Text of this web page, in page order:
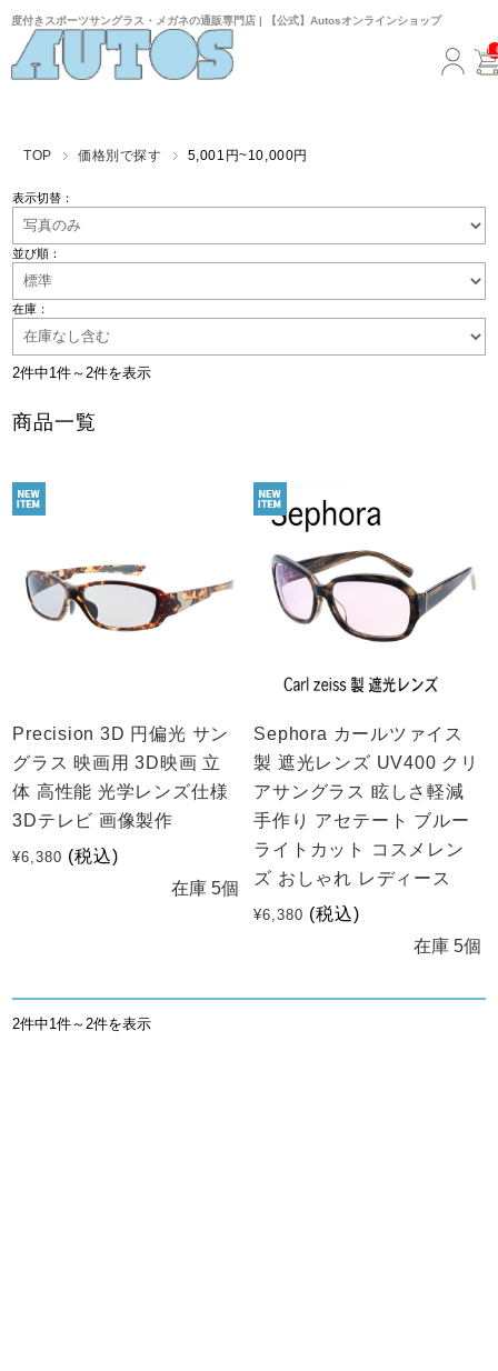
度付きスポーツサングラス・メガネの通販専門店 | 【公式】Autosオンラインショップ
TOP 価格別で探す 5,001円~10,000円
表示切替：
並び順：
在庫：
2件中1件～2件を表示
商品一覧
Precision 3D 円偏光 サン
グラス 映画用 3D映画 立
体 高性能 光学レンズ仕様
3Dテレビ 画像製作
¥6,380 (税込)
在庫 5個
Sephora カールツァイス
製 遮光レンズ UV400 クリ
アサングラス 眩しさ軽減
手作り アセテート ブルー
ライトカット コスメレン
ズ おしゃれ レディース
¥6,380 (税込)
在庫 5個
2件中1件～2件を表示